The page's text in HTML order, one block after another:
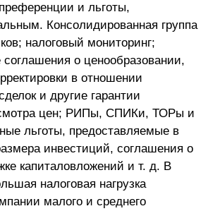
и льготы,
Консолидированная группа
налоговый мониторинг;
соглашения о ценообразовании,
в отношении
и другие гарантии
цен; РИПы, СПИКи, ТОРы и
льготы, предоставляемые в
инвестиций, соглашения о
капиталовложений и т. д. В
налоговая нагрузка
малого и среднего